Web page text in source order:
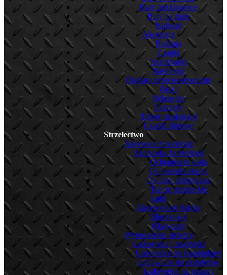
Buty trekkingowe
Buty na zimę
Kalosze
Akcesoria
Bielizna
Czapki
Kominiarki
Naszywki
Okulary przeciwsłoneczne
Paski
Rękawice
Skarpety
Taśmy maskujące
Czapki zimowe
Strzelectwo
Akcesoria Strzeleckie
Akcesoria do treningu
Ochraniacze ciała
Ochronniki słuchu
Okulary balistyczne
Tarcze strzeleckie
Łuki
Akcesoria do łuków
Bloczkowe
Klasyczne
Wyposażenie strzelca
Ładownice i zasobniki
Ładownice do karabinków
Ładownice do pistoletów
Ładownice na granaty